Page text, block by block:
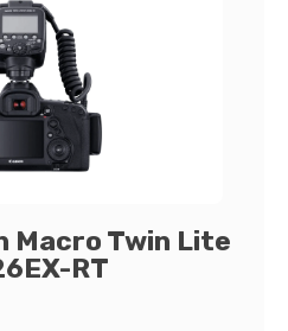
Macro Twin Lite
RT